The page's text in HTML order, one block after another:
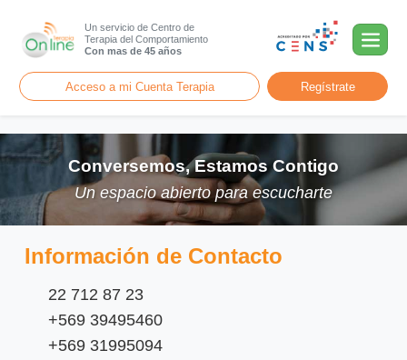
Un servicio de Centro de
Terapia del Comportamiento
Con mas de 45 años
Acceso a mi Cuenta Terapia Regístrate
Conversemos, Estamos Contigo
Un espacio abierto para escucharte
Información de Contacto
22 712 87 23
+569 39495460
+569 31995094